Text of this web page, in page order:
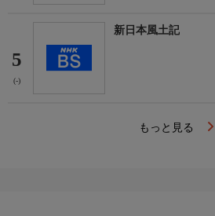
5
(-)
新日本風土記
もっと見る